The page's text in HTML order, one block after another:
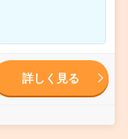
詳しく見る